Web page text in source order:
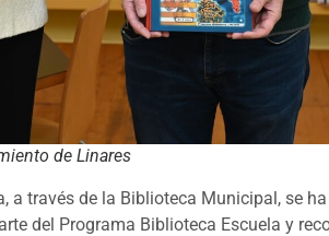
de Linares
a través de la Biblioteca Municipal, se
del Programa Biblioteca Escuela y